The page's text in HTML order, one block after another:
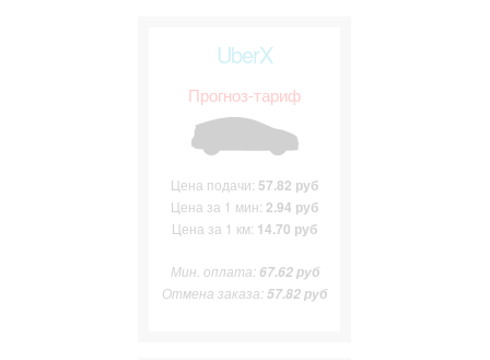
UberX
Прогноз-тариф
Цена подачи: 57.82 руб
Цена за 1 мин: 2.94 руб
Цена за 1 км: 14.70 руб
Мин. оплата: 67.62 руб
Отмена заказа:57.82 руб